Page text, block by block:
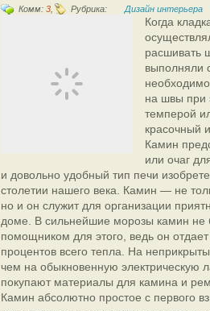
Комм: 3, Рубрика: Дизайн интерьера
Когда
расшивать
выполняли
на швы при
темперой
красочный
Камин
или очаг
и довольно удобный тип печи
столетии нашего века. Камин — не
но и он служит для организации
доме. В сильнейшие морозы камин не
помощником для этого, ведь он
процентов всего тепла. На
чем на обыкновенную электрическую
покупают материалы для камина и
Камин абсолютно простое с первого